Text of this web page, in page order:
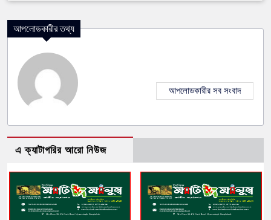
আপলোডকারীর তথ্য
আপলোডকারীর সব সংবাদ
এ ক্যাটাগরির আরো নিউজ